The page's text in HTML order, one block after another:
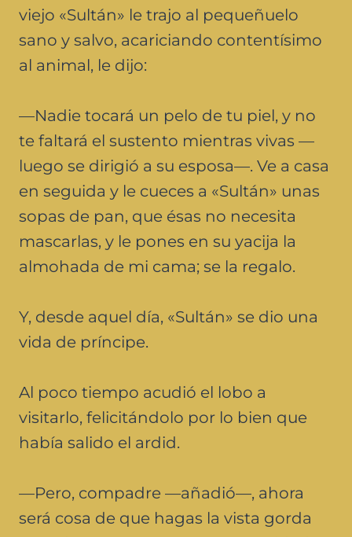
viejo «Sultán» le trajo al pequeñuelo
sano y salvo, acariciando contentísimo
al animal, le dijo:
—Nadie tocará un pelo de tu piel, y no
te faltará el sustento mientras vivas —
luego se dirigió a su esposa—. Ve a casa
en seguida y le cueces a «Sultán» unas
sopas de pan, que ésas no necesita
mascarlas, y le pones en su yacija la
almohada de mi cama; se la regalo.
Y, desde aquel día, «Sultán» se dio una
vida de príncipe.
Al poco tiempo acudió el lobo a
visitarlo, felicitándolo por lo bien que
había salido el ardid.
—Pero, compadre —añadió—, ahora
será cosa de que hagas la vista gorda